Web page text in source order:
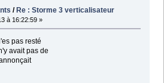
/Re : Storme 3 verticalisateur
à 16:22:59 »
pas resté
avait pas de